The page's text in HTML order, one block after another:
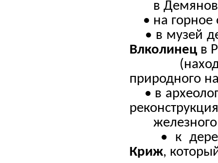
в
• на горное
• в музей
Влколинец в
природного
• в
железного
• к
Криж,